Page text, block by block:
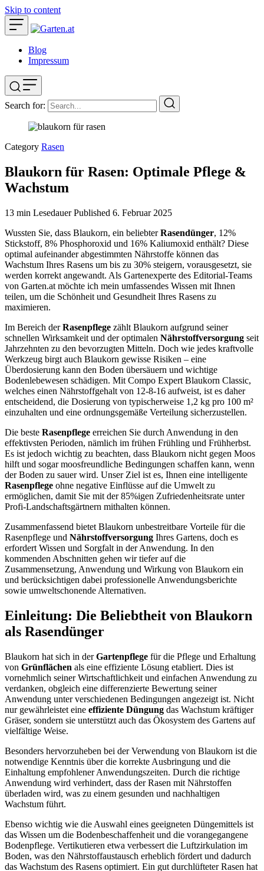
Skip to content
Blog
Impressum
Search for:
Category Rasen
Blaukorn für Rasen: Optimale Pflege &
Wachstum
13 min LesedauerPublished 6. Februar 2025
Wussten Sie, dass Blaukorn, ein beliebterRasendünger, 12%
Stickstoff, 8% Phosphoroxid und 16% Kaliumoxid enthält? Diese
optimal aufeinander abgestimmten Nährstoffe können das
Wachstum Ihres Rasens um bis zu 30% steigern, vorausgesetzt, sie
werden korrekt angewandt. Als Gartenexperte des Editorial-Teams
von Garten.at möchte ich mein umfassendes Wissen mit Ihnen
teilen, um die Schönheit und Gesundheit Ihres Rasens zu
maximieren.
Im Bereich derRasenpflege zählt Blaukorn aufgrund seiner
schnellen Wirksamkeit und der optimalen Nährstoffversorgung seit
Jahrzehnten zu den bevorzugten Mitteln. Doch wie jedes kraftvolle
Werkzeug birgt auch Blaukorn gewisse Risiken – eine
Überdosierung kann den Boden übersäuern und wichtige
Bodenlebewesen schädigen. Mit Compo Expert Blaukorn Classic,
welches einen Nährstoffgehalt von 12-8-16 aufweist, ist es daher
entscheidend, die Dosierung von typischerweise 1,2 kg pro 100 m²
einzuhalten und eine ordnungsgemäße Verteilung sicherzustellen.
Die beste Rasenpflege erreichen Sie durch Anwendung in den
effektivsten Perioden, nämlich im frühen Frühling und Frühherbst.
Es ist jedoch wichtig zu beachten, dass Blaukorn nicht gegen Moos
hilft und sogar moosfreundliche Bedingungen schaffen kann, wenn
der Boden zu sauer wird. Unser Ziel ist es, Ihnen eine intelligente
Rasenpflege ohne negative Einflüsse auf die Umwelt zu
ermöglichen, damit Sie mit der 85%igen Zufriedenheitsrate unter
Profi-Landschaftsgärtnern mithalten können.
Zusammenfassend bietet Blaukorn unbestreitbare Vorteile für die
Rasenpflege und Nährstoffversorgung Ihres Gartens, doch es
erfordert Wissen und Sorgfalt in der Anwendung. In den
kommenden Abschnitten gehen wir tiefer auf die
Zusammensetzung, Anwendung und Wirkung von Blaukorn ein
und berücksichtigen dabei professionelle Anwendungsberichte
sowie umweltschonende Alternativen.
Einleitung: Die Beliebtheit von Blaukorn
als Rasendünger
Blaukorn hat sich in derGartenpflege für die Pflege und Erhaltung
von Grünflächen als eine effiziente Lösung etabliert. Dies ist
vornehmlich seiner Wirtschaftlichkeit und einfachen Anwendung zu
verdanken, obgleich eine differenzierte Bewertung seiner
Anwendung unter verschiedenen Bedingungen angezeigt ist. Nicht
nur gewährleistet eine effiziente Düngung das Wachstum kräftiger
Gräser, sondern sie unterstützt auch das Ökosystem des Gartens auf
vielfältige Weise.
Besonders hervorzuheben bei der Verwendung von Blaukorn ist die
notwendige Kenntnis über die korrekte Ausbringung und die
Einhaltung empfohlener Anwendungszeiten. Durch die richtige
Anwendung wird verhindert, dass der Rasen mit Nährstoffen
überladen wird, was zu einem gesunden und nachhaltigen
Wachstum führt.
Ebenso wichtig wie die Auswahl eines geeigneten Düngemittels ist
das Wissen um die Bodenbeschaffenheit und die vorangegangene
Bodenpflege. Vertikutieren etwa verbessert die Luftzirkulation im
Boden, was den Nährstoffaustausch erheblich fördert und dadurch
das Wachstum des Rasens optimiert. Ein gut durchlüfteter Rasen hat